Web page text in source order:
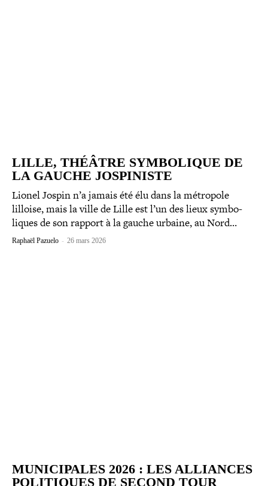
LILLE, THÉÂTRE SYM­BO­LIQUE DE
LA GAUCHE JOSPINISTE
Lionel Jospin n’a jamais été élu dans la métropole
lilloise, mais la ville de Lille est l’un des lieux sym­bo­
liques de son rapport à la gauche urbaine, au Nord…
Raphaël Pazuelo - 26 mars 2026
MUNICIPALES 2026 : LES ALLIANCES
POLI­TIQUES DE SECOND TOUR